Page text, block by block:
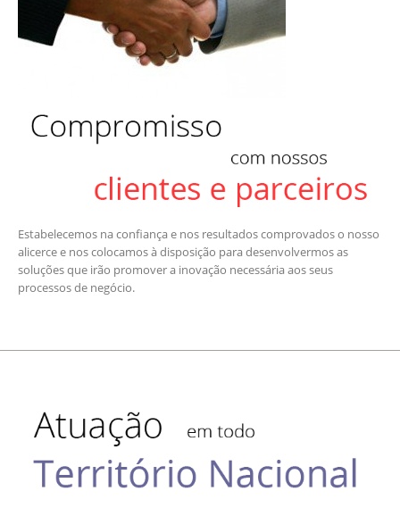
Estabelecemos na confiança e nos resultados comprovados o nosso
alicerce e nos colocamos à disposição para desenvolvermos as
soluções que irão promover a inovação necessária aos seus
processos de negócio.